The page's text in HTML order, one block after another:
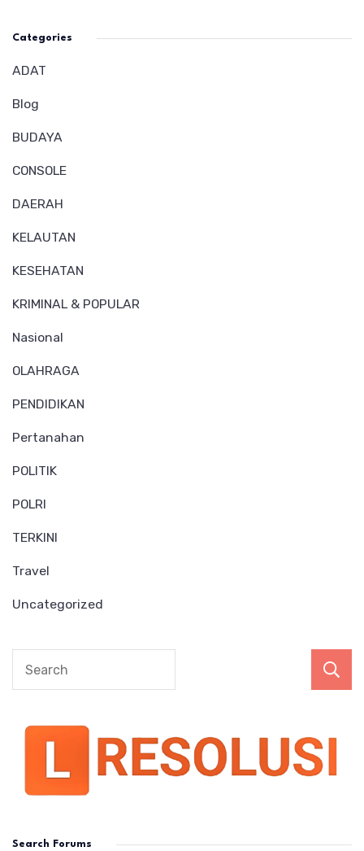
Categories
ADAT
Blog
BUDAYA
CONSOLE
DAERAH
KELAUTAN
KESEHATAN
KRIMINAL & POPULAR
Nasional
OLAHRAGA
PENDIDIKAN
Pertanahan
POLITIK
POLRI
TERKINI
Travel
Uncategorized
Search Forums